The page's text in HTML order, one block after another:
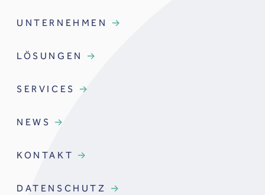
UNTERNEHMEN
LÖSUNGEN
SERVICES
NEWS
KONTAKT
DATENSCHUTZ